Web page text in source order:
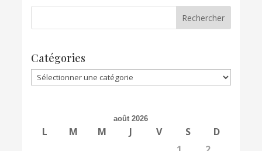
Catégories
Catégories
août 2026
L M M J V S
D